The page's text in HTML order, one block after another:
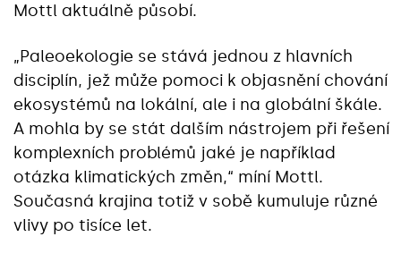
Mottl aktuálně působí.
„Paleoekologie se stává jednou z hlavních
disciplín, jež může pomoci k objasnění chování
ekosystémů na lokální, ale i na globální škále.
A mohla by se stát dalším nástrojem při řešení
komplexních problémů jaké je například
otázka klimatických změn,“ míní Mottl.
Současná krajina totiž v sobě kumuluje různé
vlivy po tisíce let.